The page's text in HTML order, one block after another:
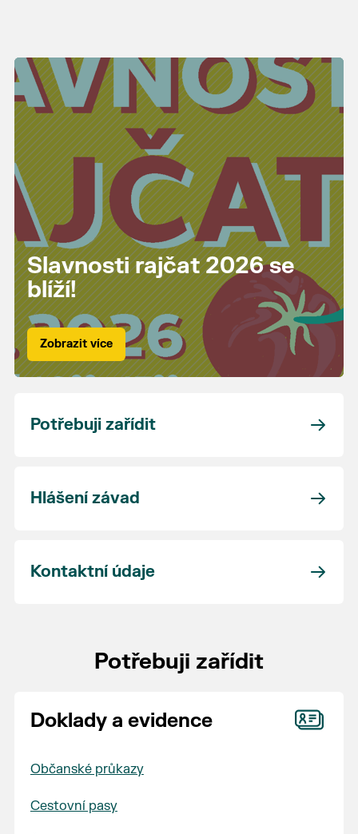
Slavnosti rajčat 2026 se
blíží!
Zobrazit více
Potřebuji zařídit
Hlášení závad
Kontaktní údaje
Potřebuji zařídit
Doklady a evidence
Občanské průkazy
Cestovní pasy